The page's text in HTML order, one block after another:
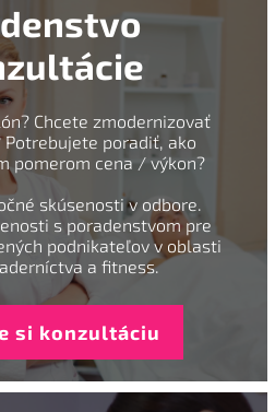
Chcete zmodernizovať
Potrebujete poradiť, ako
pomerom cena / výkon?
skúsenosti v odbore.
s poradenstvom pre
podnikateľov v oblasti
a fitness.
si konzultáciu